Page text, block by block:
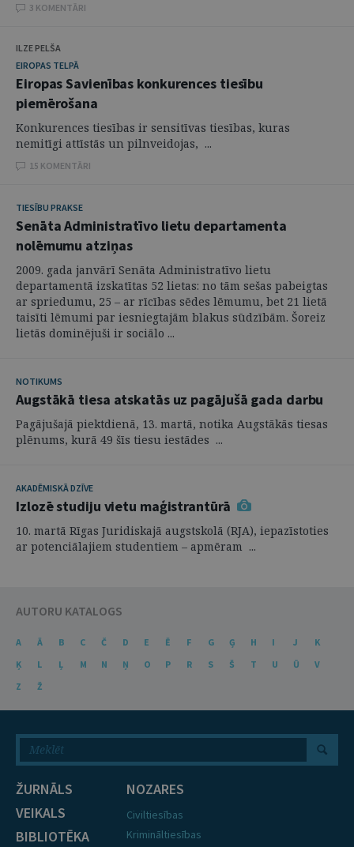
3 KOMENTĀRI
ILZE PELŠA
EIROPAS TELPĀ
Eiropas Savienības konkurences tiesību
piemērošana
Konkurences tiesības ir sensitīvas tiesības, kuras
nemitīgi attīstās un pilnveidojas, ...
15 KOMENTĀRI
TIESĪBU PRAKSE
Senāta Administratīvo lietu departamenta
nolēmumu atziņas
2009. gada janvārī Senāta Administratīvo lietu
departamentā izskatītas 52 lietas: no tām sešas pabeigtas
ar spriedumu, 25 – ar rīcības sēdes lēmumu, bet 21 lietā
taisīti lēmumi par iesniegtajām blakus sūdzībām. Šoreiz
lietās dominējuši ir sociālo ...
NOTIKUMS
Augstākā tiesa atskatās uz pagājušā gada darbu
Pagājušajā piektdienā, 13. martā, notika Augstākās tiesas
plēnums, kurā 49 šīs tiesu iestādes ...
AKADĒMISKĀ DZĪVE
Izlozē studiju vietu maģistrantūrā
10. martā Rīgas Juridiskajā augstskolā (RJA), iepazīstoties
ar potenciālajiem studentiem – apmēram ...
AUTORU KATALOGS
A Ā B C Č D E Ē F G Ģ H I J
K
Ķ
L Ļ M N Ņ O P R S Š T U Ū
V
Z
Ž
ŽURNĀLS
VEIKALS
BIBLIOTĒKA
NOZARES
Civiltiesības
Krimināltiesības